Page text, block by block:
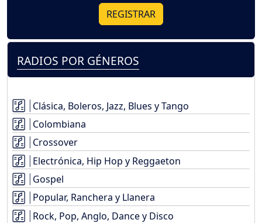
REGISTRAR
RADIOS POR GÉNEROS
Clásica, Boleros, Jazz, Blues y Tango
Colombiana
Crossover
Electrónica, Hip Hop y Reggaeton
Gospel
Popular, Ranchera y Llanera
Rock, Pop, Anglo, Dance y Disco